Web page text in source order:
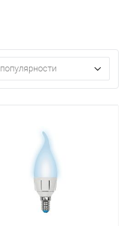
популярности